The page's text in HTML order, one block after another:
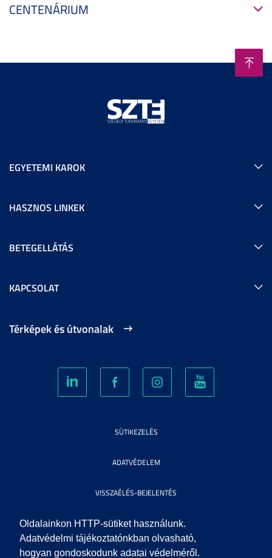
Oldalainkon HTTP-sütiket használunk.
Adatvédelmi tájékoztatónkban olvasható,
hogyan gondoskodunk adatai védelméről.
CENTENÁRIUM
EGYETEMI KAROK
HASZNOS LINKEK
BETEGELLÁTÁS
KAPCSOLAT
Térképek és útvonalak
SÜTIKEZELÉS
ADATVÉDELEM
VISSZAÉLÉS-BEJELENTÉS
KÖZÉRDEKŰ ADATOK
IMPRESSZUM